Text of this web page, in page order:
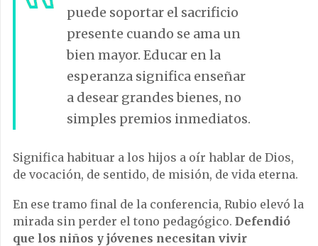
puede soportar el sacrificio
presente cuando se ama un
bien mayor. Educar en la
esperanza significa enseñar
a desear grandes bienes, no
simples premios inmediatos.
Significa habituar a los hijos a oír hablar de Dios,
de vocación, de sentido, de misión, de vida eterna.
En ese tramo final de la conferencia, Rubio elevó la
mirada sin perder el tono pedagógico. Defendió
que los niños y jóvenes necesitan vivir